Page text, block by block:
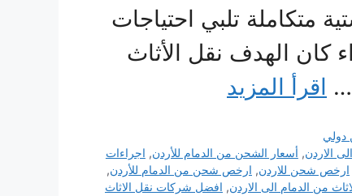
متكاملة تلبي احتياجات
كان الهدف نقل الأثاث
… اقرأ المزيد
الاردن, أسعار الشحن من الدمام للأردن, اجراءات
ارخص شحن للاردن, ارخص شحن من الدمام للأردن,
من الدمام الى الاردن, افضل شركات نقل الاثاث